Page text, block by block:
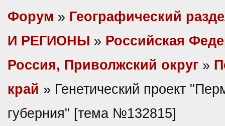
Форум » Географический
И РЕГИОНЫ » Российская
Россия, Приволжский округ »
край » Генетический проект
губерния" [тема №132815]